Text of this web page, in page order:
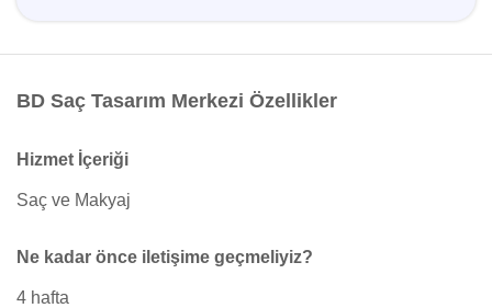
BD Saç Tasarım Merkezi Özellikler
Hizmet İçeriği
Saç ve Makyaj
Ne kadar önce iletişime geçmeliyiz?
4 hafta